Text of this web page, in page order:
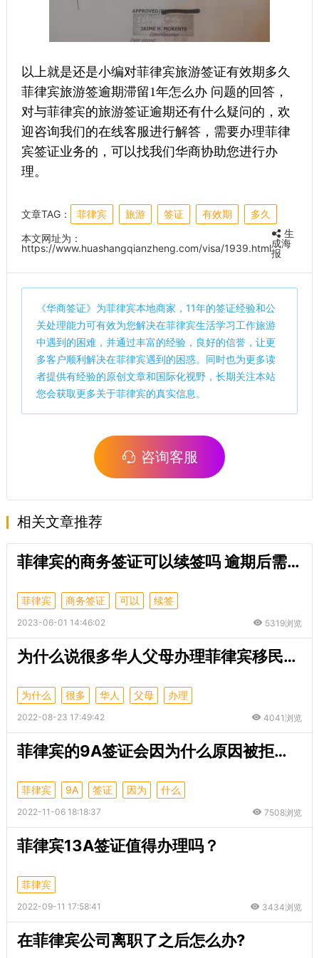
以上就是还是小编对菲律宾旅游签证有效期多久
菲律宾旅游签逾期滞留1年怎么办 问题的回答，
对与菲律宾的旅游签证逾期还有什么疑问的，欢
迎咨询我们的在线客服进行解答，需要办理菲律
宾签证业务的，可以找我们华商协助您进行办
理。
文章TAG： 菲律宾 旅游 签证 有效期
多久
本文网址为：
https://www.huashangqianzheng.com/visa/1939.html
生
成海
报
《华商签证》为菲律宾本地商家，11年的签证经验和公
关处理能力可有效为您解决在菲律宾生活学习工作旅游
中遇到的困难，并通过丰富的经验，良好的信誉，让更
多客户顺利解决在菲律宾遇到的困惑。同时也为更多读
者提供有经验的原创文章和国际化视野，长期关注本站
您会获取更多关于菲律宾的真实信息。
咨询客服
相关文章推荐
菲律宾的商务签证可以续签吗 逾期后需要办理mr罚款吗
菲律宾 商务签证 可以 续签
2023-06-01 14:46:02 5319浏览
为什么说很多华人父母办理菲律宾移民签证是为了自己的孩子？
为什么 很多 华人 父母 办理
2022-08-23 17:49:42 4041浏览
菲律宾的9A签证会因为什么原因被拒签？
菲律宾 9A 签证 因为 什么
2022-11-06 18:18:37 7508浏览
菲律宾13A签证值得办理吗？
菲律宾
2022-09-11 17:58:41 3434浏览
在菲律宾公司离职了之后怎么办?